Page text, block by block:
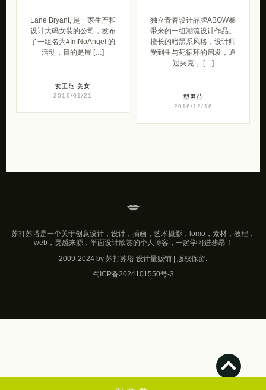
Lane Bryant, 是一家生产和
设计大码女装的公司，发布
了一组名为#ImNoAngel 的
活动，目的是展 […]
女王范 美女
2016/01/21
独立青春设计品牌ABOW暴
带来的一组潮流设计作品。
擅长的暗黑系风格，设计师
受到生与死循环的启发，通
过夹克， […]
型男范
2016/12/16
💋
苏打苏塔是一个关于创意设计，设计，插画，艺术摄影，lomo，素材，教程，
web，灵感来源，平面设计欣赏的个人博客，一起学习进步昂！
2009-2024 by 苏打苏塔 设计量贩铺 | 版权保留.
蜀ICP备2024101550号-3